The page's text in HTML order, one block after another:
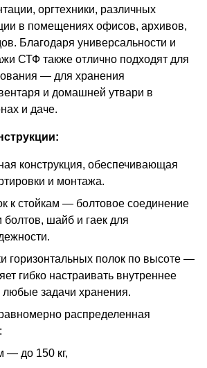
оргтехники, различных
в помещениях офисов, архивов,
Благодаря универсальности и
СТФ также отлично подходят для
— для хранения
и домашней утвари в
и даче.
конструкция, обеспечивающая
и монтажа.
к стойкам — болтовое соединение
болтов, шайб и гаек для
горизонтальных полок по высоте —
гибко настраивать внутреннее
любые задачи хранения.
распределенная
— до 150 кг,